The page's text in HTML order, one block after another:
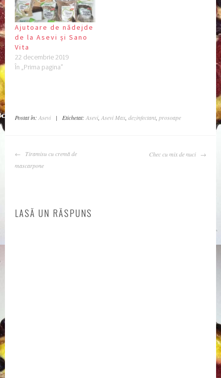
Ajutoare de nădejde
de la Asevi și Sano
Vita
22 decembrie 2019
În „Prima pagina”
Postat în:Asevi | Etichetat:Asevi,Asevi Max,dezinfectant,prosoape
NAVIGARE
ARTICOLE
Tiramisu cu cremă de
mascarpone
Chec cu mix de nuci
LASĂ UN RĂSPUNS